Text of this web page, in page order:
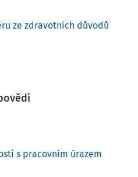
ze zdravotních důvodů
s pracovním úrazem